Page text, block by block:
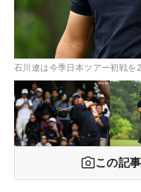
石川遼は今季日本ツアー初戦を
この記